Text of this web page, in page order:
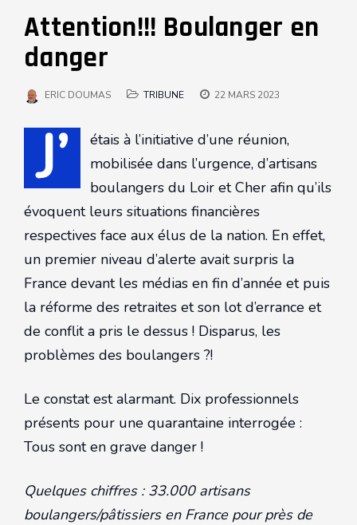
Attention!!! Boulanger en
danger
ERIC DOUMAS TRIBUNE 22 MARS 2023
J’
étais à l’initiative d’une réunion,
mobilisée dans l’urgence, d’artisans
boulangers du Loir et Cher afin qu’ils
évoquent leurs situations financières
respectives face aux élus de la nation. En effet,
un premier niveau d’alerte avait surpris la
France devant les médias en fin d’année et puis
la réforme des retraites et son lot d’errance et
de conflit a pris le dessus ! Disparus, les
problèmes des boulangers ?!
Le constat est alarmant. Dix professionnels
présents pour une quarantaine interrogée :
Tous sont en grave danger !
Quelques chiffres : 33.000 artisans
boulangers/pâtissiers en France pour près de